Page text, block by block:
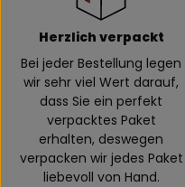
Herzlich verpackt
Bei jeder Bestellung legen
wir sehr viel Wert darauf,
dass Sie ein perfekt
verpacktes Paket
erhalten, deswegen
verpacken wir jedes Paket
liebevoll von Hand.